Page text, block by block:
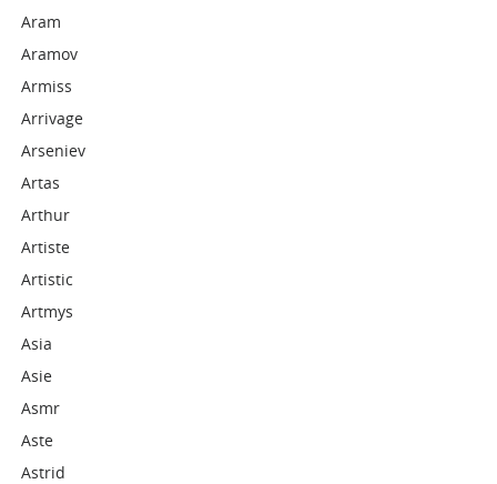
Aram
Aramov
Armiss
Arrivage
Arseniev
Artas
Arthur
Artiste
Artistic
Artmys
Asia
Asie
Asmr
Aste
Astrid